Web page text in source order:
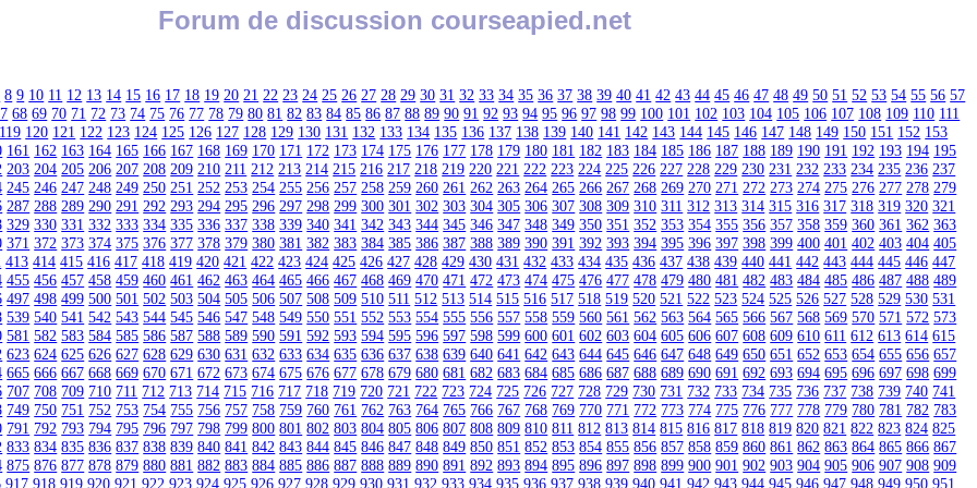
Forum de discussion courseapied.net
8 9 10 11 12 13 14 15 16 17 18 19 20 21 22 23 24 25 26 27 28 29 30 31 32 33 34 35 36 37 38 39 40 41 42 43 44 45 46 47 48 49 50 51 52 53 54 55 56 57
68 69 70 71 72 73 74 75 76 77 78 79 80 81 82 83 84 85 86 87 88 89 90 91 92 93 94 95 96 97 98 99 100 101 102 103 104 105 106 107 108 109 110 111
119 120 121 122 123 124 125 126 127 128 129 130 131 132 133 134 135 136 137 138 139 140 141 142 143 144 145 146 147 148 149 150 151 152 153
161 162 163 164 165 166 167 168 169 170 171 172 173 174 175 176 177 178 179 180 181 182 183 184 185 186 187 188 189 190 191 192 193 194 195
203 204 205 206 207 208 209 210 211 212 213 214 215 216 217 218 219 220 221 222 223 224 225 226 227 228 229 230 231 232 233 234 235 236 237
245 246 247 248 249 250 251 252 253 254 255 256 257 258 259 260 261 262 263 264 265 266 267 268 269 270 271 272 273 274 275 276 277 278 279
287 288 289 290 291 292 293 294 295 296 297 298 299 300 301 302 303 304 305 306 307 308 309 310 311 312 313 314 315 316 317 318 319 320 321
329 330 331 332 333 334 335 336 337 338 339 340 341 342 343 344 345 346 347 348 349 350 351 352 353 354 355 356 357 358 359 360 361 362 363
371 372 373 374 375 376 377 378 379 380 381 382 383 384 385 386 387 388 389 390 391 392 393 394 395 396 397 398 399 400 401 402 403 404 405
413 414 415 416 417 418 419 420 421 422 423 424 425 426 427 428 429 430 431 432 433 434 435 436 437 438 439 440 441 442 443 444 445 446 447
455 456 457 458 459 460 461 462 463 464 465 466 467 468 469 470 471 472 473 474 475 476 477 478 479 480 481 482 483 484 485 486 487 488 489
497 498 499 500 501 502 503 504 505 506 507 508 509 510 511 512 513 514 515 516 517 518 519 520 521 522 523 524 525 526 527 528 529 530 531
539 540 541 542 543 544 545 546 547 548 549 550 551 552 553 554 555 556 557 558 559 560 561 562 563 564 565 566 567 568 569 570 571 572 573
581 582 583 584 585 586 587 588 589 590 591 592 593 594 595 596 597 598 599 600 601 602 603 604 605 606 607 608 609 610 611 612 613 614 615
623 624 625 626 627 628 629 630 631 632 633 634 635 636 637 638 639 640 641 642 643 644 645 646 647 648 649 650 651 652 653 654 655 656 657
665 666 667 668 669 670 671 672 673 674 675 676 677 678 679 680 681 682 683 684 685 686 687 688 689 690 691 692 693 694 695 696 697 698 699
707 708 709 710 711 712 713 714 715 716 717 718 719 720 721 722 723 724 725 726 727 728 729 730 731 732 733 734 735 736 737 738 739 740 741
749 750 751 752 753 754 755 756 757 758 759 760 761 762 763 764 765 766 767 768 769 770 771 772 773 774 775 776 777 778 779 780 781 782 783
791 792 793 794 795 796 797 798 799 800 801 802 803 804 805 806 807 808 809 810 811 812 813 814 815 816 817 818 819 820 821 822 823 824 825
833 834 835 836 837 838 839 840 841 842 843 844 845 846 847 848 849 850 851 852 853 854 855 856 857 858 859 860 861 862 863 864 865 866 867
875 876 877 878 879 880 881 882 883 884 885 886 887 888 889 890 891 892 893 894 895 896 897 898 899 900 901 902 903 904 905 906 907 908 909
917 918 919 920 921 922 923 924 925 926 927 928 929 930 931 932 933 934 935 936 937 938 939 940 941 942 943 944 945 946 947 948 949 950 951